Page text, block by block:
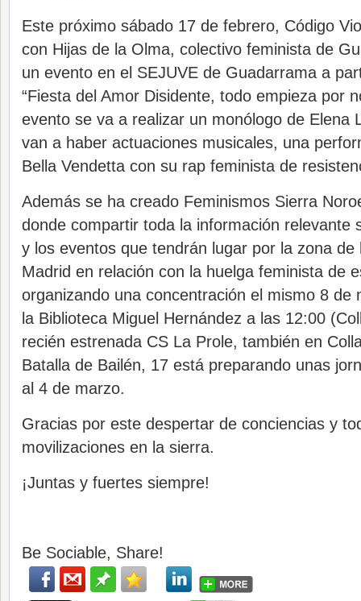
Este próximo sábado 17 de febrero, Código
con Hijas de la Olma, colectivo feminista de
un evento en el SEJUVE de Guadarrama a
“Fiesta del Amor Disidente, todo empieza por
evento se va a realizar un monólogo de Elena
van a haber actuaciones musicales, una
Bella Vendetta con su rap feminista de
Además se ha creado Feminismos Sierra
donde compartir toda la información relevante
y los eventos que tendrán lugar por la zona
Madrid en relación con la huelga feminista de
organizando una concentración el mismo 8 de
la Biblioteca Miguel Hernández a las 12:00
recién estrenada CS La Prole, también en
Batalla de Bailén, 17 está preparando unas
al 4 de marzo.
Gracias por este despertar de conciencias y
movilizaciones en la sierra.
¡Juntas y fuertes siempre!
Be Sociable, Share!